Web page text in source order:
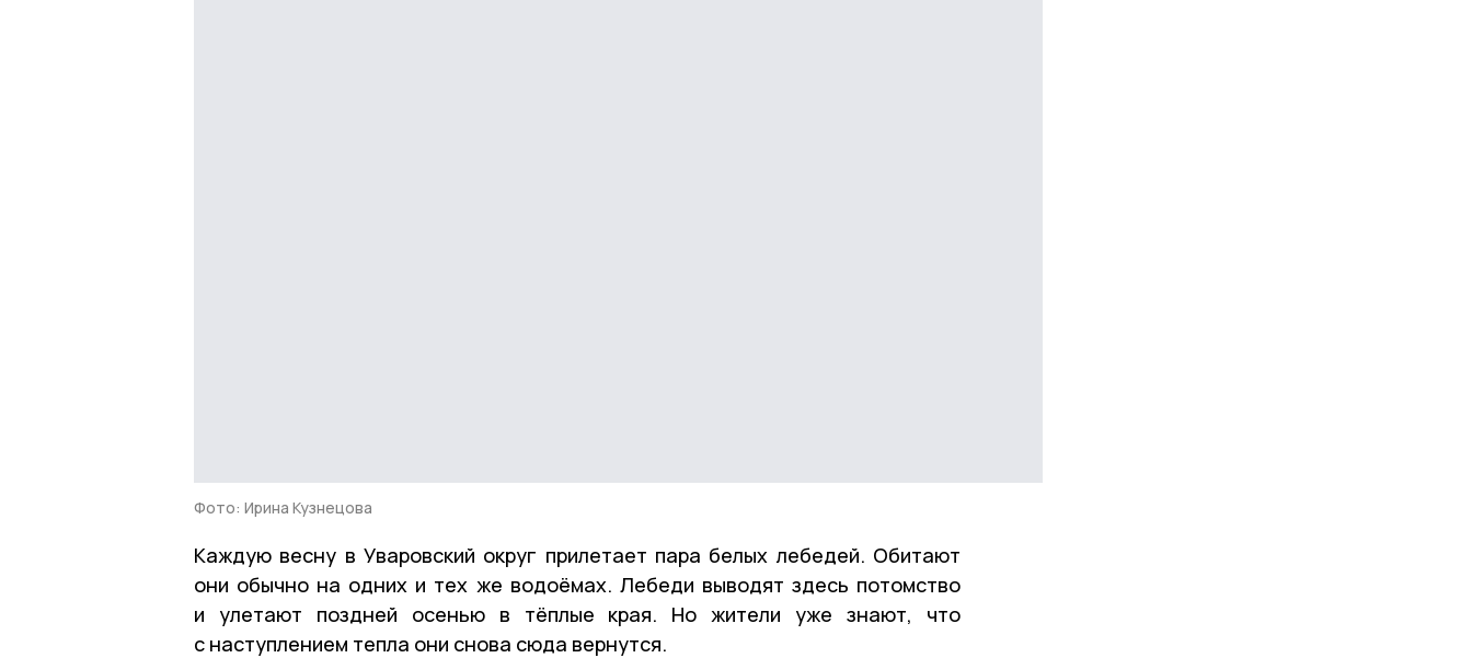
Фото: Ирина Кузнецова
Каждую весну в Уваровский округ прилетает пара белых лебедей. Обитают
они обычно на одних и тех же водоёмах. Лебеди выводят здесь потомство
и улетают поздней осенью в тёплые края. Но жители уже знают, что
с наступлением тепла они снова сюда вернутся.